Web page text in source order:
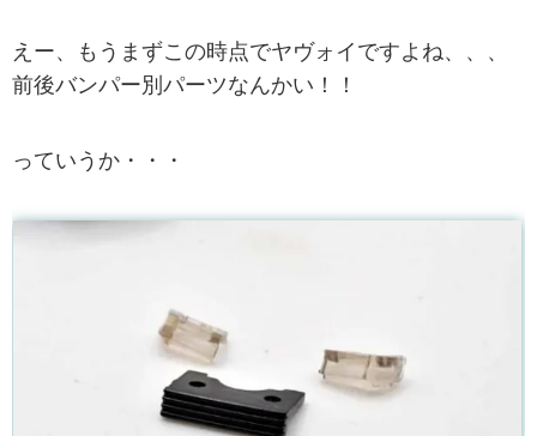
えー、もうまずこの時点でヤヴォイですよね、、、
前後バンパー別パーツなんかい！！
っていうか・・・